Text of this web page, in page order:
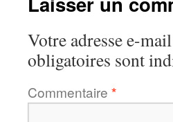
Votre adresse e-
obligatoires sont
Commentaire *